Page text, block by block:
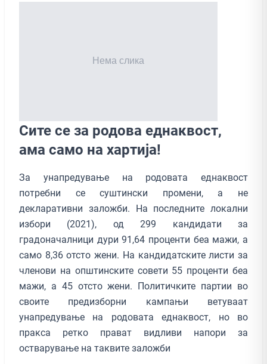
Сите се за родова еднаквост,
ама само на хартија!
За унапредување на родовата еднаквост
потребни се суштински промени, а не
декларативни заложби. На последните локални
избори (2021), од 299 кандидати за
градоначалници дури 91,64 проценти беа мажи, а
само 8,36 отсто жени. На кандидатските листи за
членови на општинските совети 55 проценти беа
мажи, а 45 отсто жени. Политичките партии во
своите предизборни кампањи ветуваат
унапредување на родовата еднаквост, но во
пракса ретко прават видливи напори за
остварување на таквите заложби